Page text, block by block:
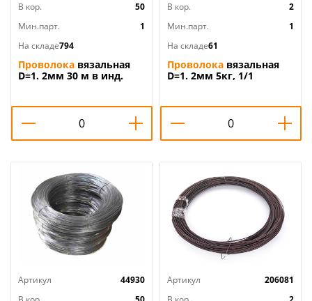
В кор.
50
Мин.парт.
1
На складе794
Проволока вязальная
D=1. 2мм 30 м в инд.
В кор.
2
Мин.парт.
1
На складе61
Проволока вязальная
D=1. 2мм 5кг, 1/1
Артикул
44930
Артикул
206081